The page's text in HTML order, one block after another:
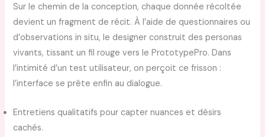
Sur le chemin de la conception, chaque donnée récoltée
devient un fragment de récit. À l’aide de questionnaires ou
d’observations in situ, le designer construit des personas
vivants, tissant un fil rouge vers le PrototypePro. Dans
l’intimité d’un test utilisateur, on perçoit ce frisson :
l’interface se prête enfin au dialogue.
Entretiens qualitatifs pour capter nuances et désirs
cachés.